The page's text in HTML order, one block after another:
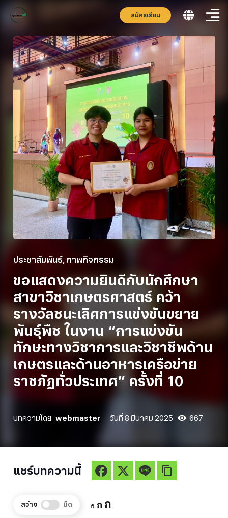
สมัครเรียน
ประชาสัมพันธ์, ภาพกิจกรรม
ขอแสดงความยินดีกับนักศึกษา
สาขาวิชาเกษตรศาสตร์ คว้า
รางวัลชนะเลิศการแข่งขันขยาย
พันธุ์พืช ในงาน “การแข่งขัน
ทักษะทางวิชาการและวิชาชีพด้าน
เกษตรและด้านอาหารเครือข่าย
ราชภัฏทั่วประเทศ” ครั้งที่ 10
บทความโดย webmaster วันที่ 8 มีนาคม 2025 667
แชร์บทความนี้
สว่าง มืด กDecrease
กReset
กIncrease